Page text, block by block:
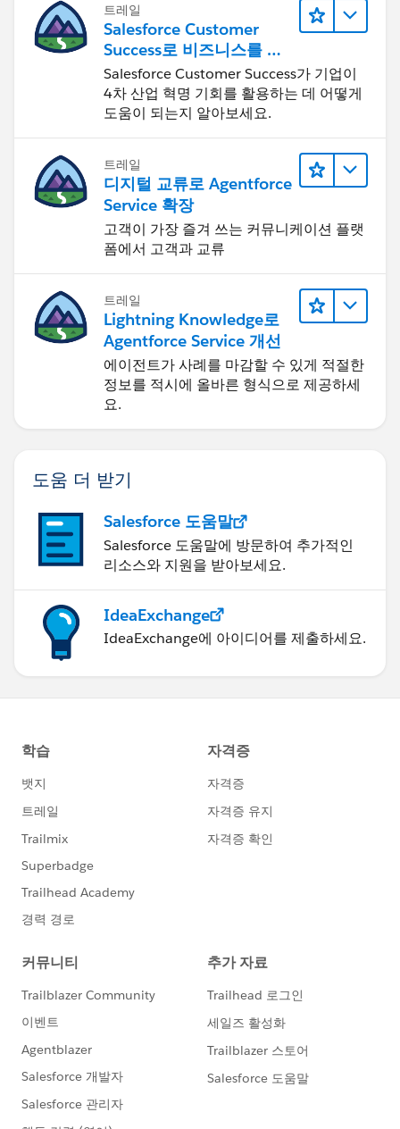
트레일
Salesforce Customer
Success로 비즈니스를 혁
신하기
Salesforce Customer Success가 기업이
4차 산업 혁명 기회를 활용하는 데 어떻게
도움이 되는지 알아보세요.
트레일
디지털 교류로 Agentforce
Service 확장
고객이 가장 즐겨 쓰는 커뮤니케이션 플랫
폼에서 고객과 교류
트레일
Lightning Knowledge로
Agentforce Service 개선
에이전트가 사례를 마감할 수 있게 적절한
정보를 적시에 올바른 형식으로 제공하세
요.
도움 더 받기
Salesforce 도움말
Salesforce 도움말에 방문하여 추가적인
리소스와 지원을 받아보세요.
IdeaExchange
IdeaExchange에 아이디어를 제출하세요.